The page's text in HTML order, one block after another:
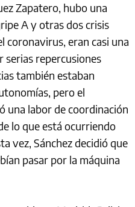
Zapatero, hubo una
A y otras dos crisis
coronavirus, eran casi una
serias repercusiones
también estaban
pero el
una labor de coordinación
lo que está ocurriendo
vez, Sánchez decidió que
pasar por la máquina